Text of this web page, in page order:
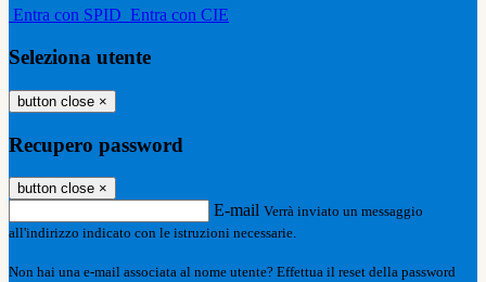
Entra con SPID Entra con CIE
Seleziona utente
button close ×
Recupero password
button close ×
E-mail Verrà inviato un messaggio
all'indirizzo indicato con le istruzioni necessarie.
Non hai una e-mail associata al nome utente? Effettua il reset della password